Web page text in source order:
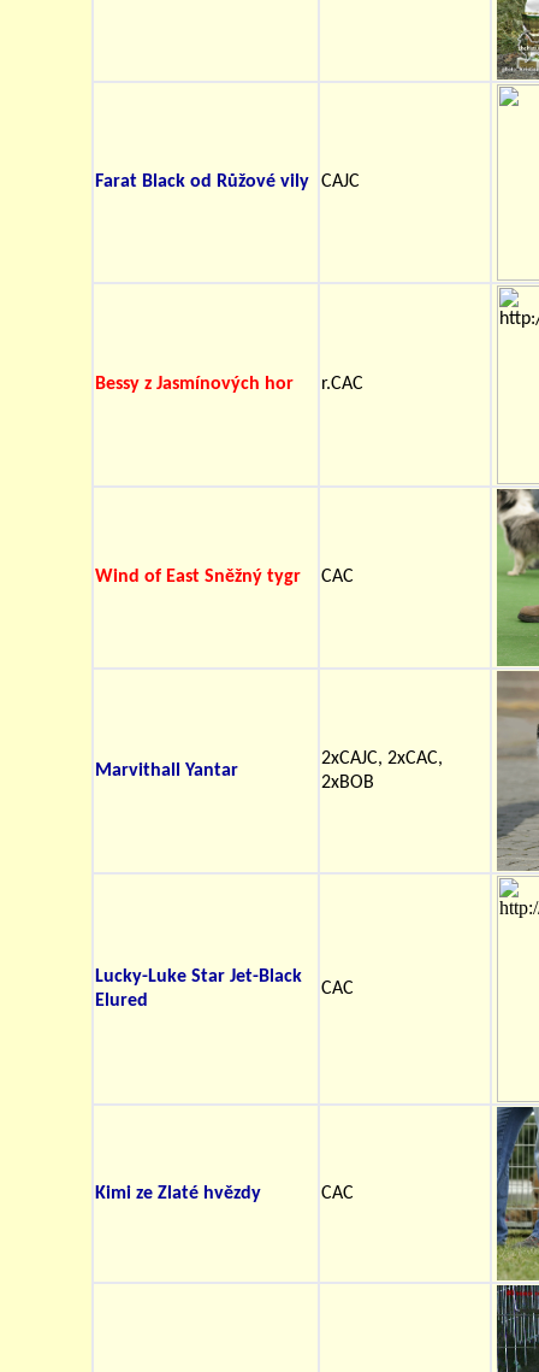
Farat Black od Růžové vily CAJC
Bessy z Jasmínových hor r.CAC
Wind of East Sněžný tygr CAC
Marvithall Yantar
2xCAJC, 2xCAC,
2xBOB
Lucky-Luke Star Jet-Black
Elured
CAC
Kimi ze Zlaté hvězdy CAC